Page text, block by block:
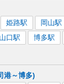
姫路駅 岡山駅
口駅 博多駅
港～博多)